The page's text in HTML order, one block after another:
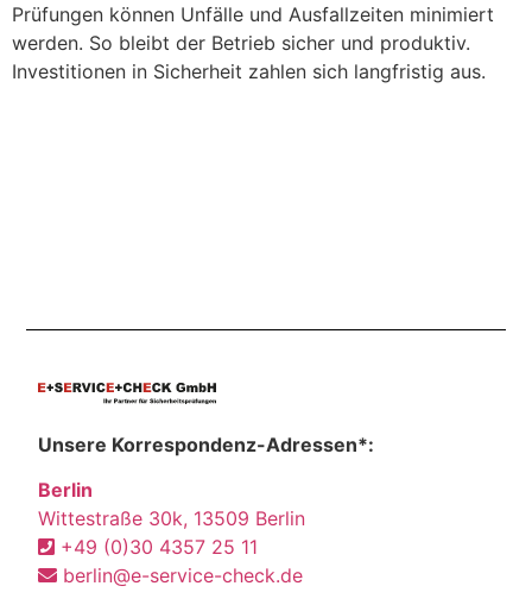
Prüfungen können Unfälle und Ausfallzeiten minimiert
werden. So bleibt der Betrieb sicher und produktiv.
Investitionen in Sicherheit zahlen sich langfristig aus.
Unsere Korrespondenz-Adressen*:
Berlin
Wittestraße 30k, 13509 Berlin
+49 (0)30 4357 25 11
berlin@e-service-check.de